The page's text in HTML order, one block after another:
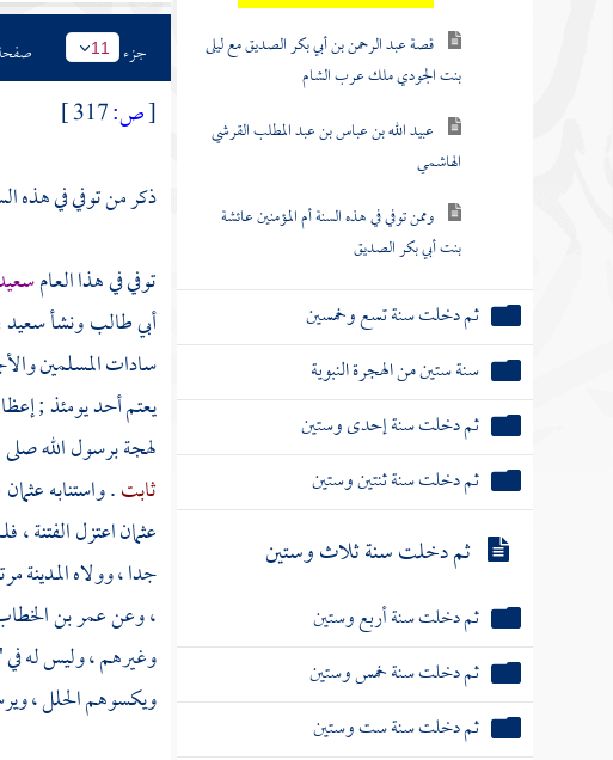
قصة عبد الرحمن بن أبي بكر الصديق مع ليلى
بنت الجودي ملك عرب الشام
عبيد الله بن عباس بن عبد المطلب القرشي
الهاشمي
وممن توفي في هذه السنة أم المؤمنين عائشة
بنت أبي بكر الصديق
ثم دخلت سنة تسع وخمسين
سنة ستين من الهجرة النبوية
ثم دخلت سنة إحدى وستين
ثم دخلت سنة ثنتين وستين
ثم دخلت سنة ثلاث وستين
ثم دخلت سنة أربع وستين
ثم دخلت سنة خمس وستين
ثم دخلت سنة ست وستين
جزء 11
[ص:
ذكر من توفي في هذه
توفي في هذا العام
أبي طالبونشأسعيد
سادات المسلمين
يعتم أحد يومئذ ;
لهجة برسول الله
ثابت. واستنابهعثمان
عثماناعتزل الفتنة ،
جدا ، وولاهالمدينة
، وعنعمر بن
وغيرهم ، وليس له في
ويكسوهم الحلل ،